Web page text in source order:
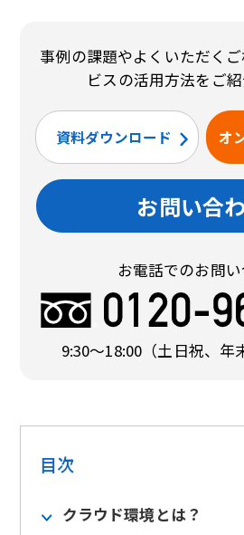
事例の課題やよくいただく
ビスの活用方法をご紹
資料ダウンロード オ
お問い合
お電話でのお問
9:30〜18:00 （土日祝、年
目次
クラウド環境とは？